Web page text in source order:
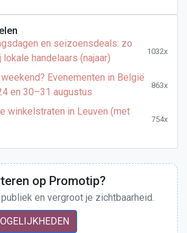
en seizoensdeals: zo
handelaars (najaar)
1032x
Evenementen in België
en 30–31 augustus
863x
winkelstraten in Leuven (met
754x
op Promotip?
en vergroot je zichtbaarheid.